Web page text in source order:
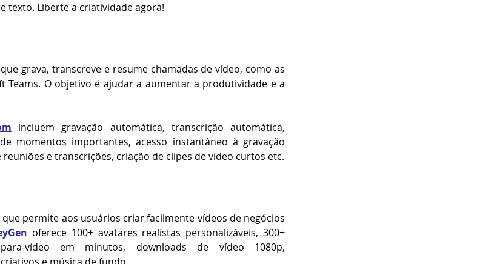
texto. Liberte a criatividade agora!
grava, transcreve e resume chamadas de vídeo, como as
Teams. O objetivo é ajudar a aumentar a produtividade e a
incluem gravação automática, transcrição automática,
momentos importantes, acesso instantâneo à gravação
e transcrições, criação de clipes de vídeo curtos etc.
permite aos usuários criar facilmente vídeos de negócios
oferece 100+ avatares realistas personalizáveis, 300+
vídeo em minutos, downloads de vídeo 1080p,